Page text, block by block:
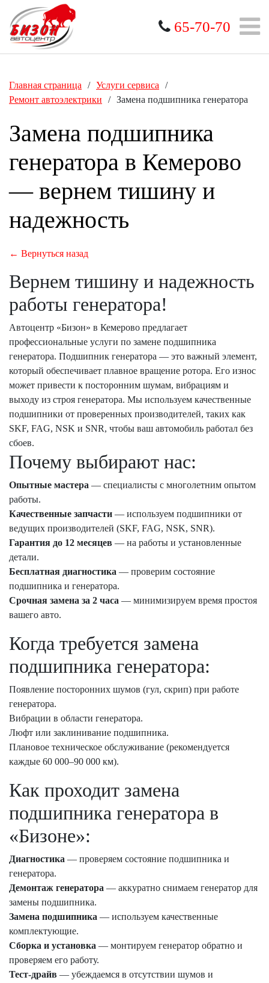
65-70-70
Главная страница / Услуги сервиса
/
Ремонт автоэлектрики
/ Замена подшипника генератора
Замена подшипника
генератора в Кемерово
— вернем тишину и
надежность
← Вернуться назад
Вернем тишину и надежность
работы генератора!
Автоцентр «Бизон» в Кемерово предлагает
профессиональные услуги по замене подшипника
генератора. Подшипник генератора — это важный элемент,
который обеспечивает плавное вращение ротора. Его износ
может привести к посторонним шумам, вибрациям и
выходу из строя генератора. Мы используем качественные
подшипники от проверенных производителей, таких как
SKF, FAG, NSK и SNR, чтобы ваш автомобиль работал без
сбоев.
Почему выбирают нас:
Опытные мастера — специалисты с многолетним опытом
работы.
Качественные запчасти — используем подшипники от
ведущих производителей (SKF, FAG, NSK, SNR).
Гарантия до 12 месяцев — на работы и установленные
детали.
Бесплатная диагностика — проверим состояние
подшипника и генератора.
Срочная замена за 2 часа — минимизируем время простоя
вашего авто.
Когда требуется замена
подшипника генератора:
Появление посторонних шумов (гул, скрип) при работе
генератора.
Вибрации в области генератора.
Люфт или заклинивание подшипника.
Плановое техническое обслуживание (рекомендуется
каждые 60 000–90 000 км).
Как проходит замена
подшипника генератора в
«Бизоне»:
Диагностика — проверяем состояние подшипника и
генератора.
Демонтаж генератора — аккуратно снимаем генератор для
замены подшипника.
Замена подшипника — используем качественные
комплектующие.
Сборка и установка — монтируем генератор обратно и
проверяем его работу.
Тест-драйв — убеждаемся в отсутствии шумов и